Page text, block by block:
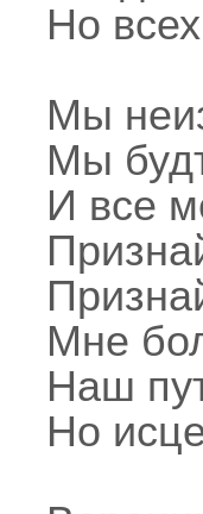
Но
Мы
Мы
И все
Мне
Наш
Но